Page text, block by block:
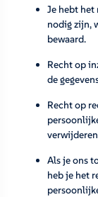
Je hebt het
nodig zijn,
bewaard.
Recht op
de
Recht op
Als je ons
heb je het